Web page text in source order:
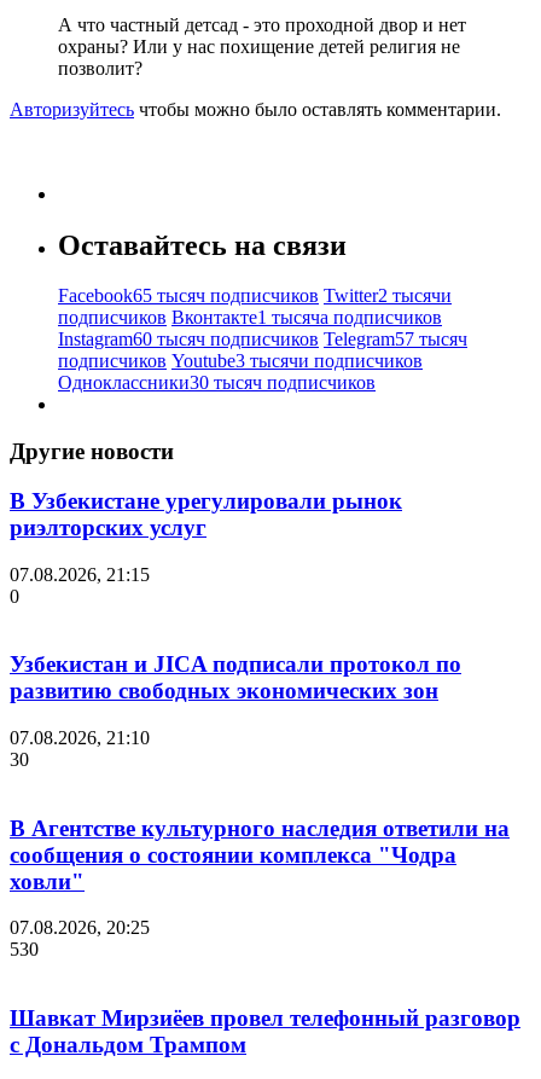
А что частный детсад - это проходной двор и нет
охраны? Или у нас похищение детей религия не
позволит?
Авторизуйтесь чтобы можно было оставлять комментарии.
Оставайтесь на связи
Facebook65 тысяч подписчиков Twitter2 тысячи
подписчиков Вконтакте1 тысяча подписчиков
Instagram60 тысяч подписчиков Telegram57 тысяч
подписчиков Youtube3 тысячи подписчиков
Одноклассники30 тысяч подписчиков
Другие новости
В Узбекистане урегулировали рынок
риэлторских услуг
07.08.2026, 21:15
0
Узбекистан и JICA подписали протокол по
развитию свободных экономических зон
07.08.2026, 21:10
30
В Агентстве культурного наследия ответили на
сообщения о состоянии комплекса "Чодра
ховли"
07.08.2026, 20:25
530
Шавкат Мирзиёев провел телефонный разговор
с Дональдом Трампом